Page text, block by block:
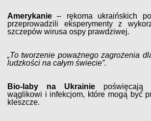
Amerykanie– rękoma ukraińskich
przeprowadzili eksperymenty z
szczepów wirusa ospy prawdziwej.
„To tworzenie poważnego zagrożenia
ludzkości na całym świecie”.
Bio-laby na Ukrainie poświęcają
wąglikowi i infekcjom, które mogą być
kleszcze.